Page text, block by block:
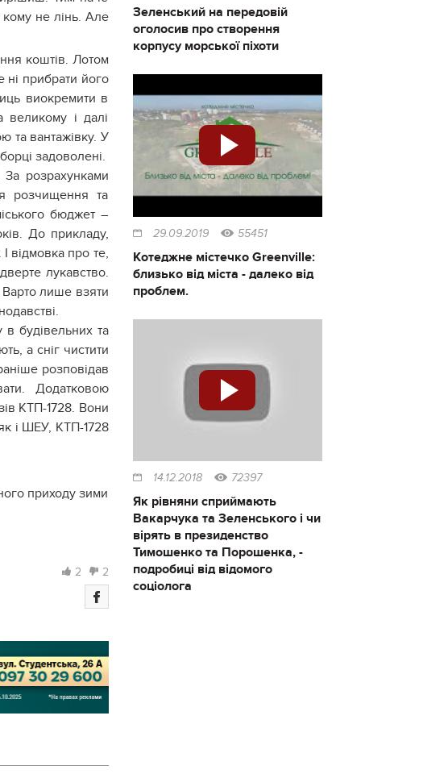
кому не лінь. Але
коштів. Лотом
прибрати його
виокремити в
і далі
та вантажівку. У
задоволені.
За розрахунками
розчищення та
бюджет –
До прикладу,
відмовка про те,
лукавство.
Варто лише взяти
будівельних та
а сніг чистити
розповідав
Додатковою
КТП-1728. Вони
і ШЕУ, КТП-1728
приходу зими
2 2
Зеленський на передовій
оголосив про створення
корпусу морської піхоти
29.09.2019 55451
Котеджне містечко Greenville:
близько від міста - далеко від
проблем.
14.12.2018 72397
Як рівняни сприймають
Вакарчука та Зеленського і чи
вірять в президенство
Тимошенко та Порошенка, -
подробиці від відомого
соціолога